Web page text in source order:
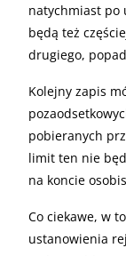
natychmiast po
będą też
drugiego,
Kolejny zapis
pobieranych
limit ten nie
na koncie
Co ciekawe, w
ustanowienia